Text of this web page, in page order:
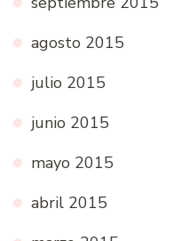
agosto 2015
julio 2015
junio 2015
mayo 2015
abril 2015